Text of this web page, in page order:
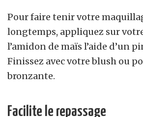
Pour faire tenir votre
longtemps, appliquez sur
l’amidon de maïs l’aide d’un
Finissez avec votre blush ou
bronzante.
Facilite le repassage